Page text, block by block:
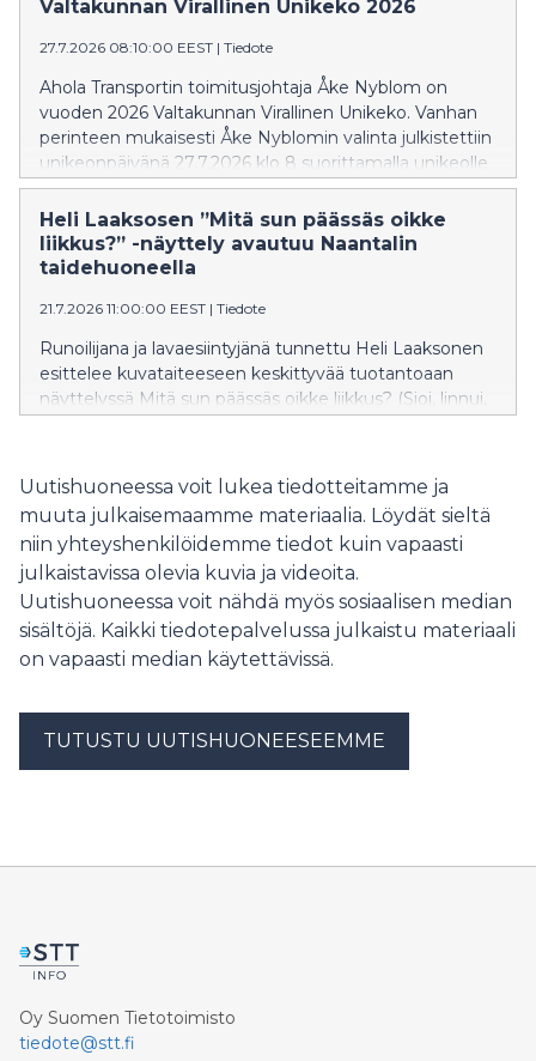
Valtakunnan Virallinen Unikeko 2026
27.7.2026 08:10:00 EEST | Tiedote
Ahola Transportin toimitusjohtaja Åke Nyblom on
vuoden 2026 Valtakunnan Virallinen Unikeko. Vanhan
perinteen mukaisesti Åke Nyblomin valinta julkistettiin
unikeonpäivänä 27.7.2026 klo 8 suorittamalla unikeolle
merikaste, eli molskauttamalla hänet mereen,
Naantalin Vanhankaupungin vierassatamassa.
Heli Laaksosen ”Mitä sun päässäs oikke
liikkus?” -näyttely avautuu Naantalin
taidehuoneella
21.7.2026 11:00:00 EEST | Tiedote
Runoilijana ja lavaesiintyjänä tunnettu Heli Laaksonen
esittelee kuvataiteeseen keskittyvää tuotantoaan
näyttelyssä Mitä sun päässäs oikke liikkus? (Sioi, linnui,
Näyttely on nähtävissä Naantalin taidehuoneella 21.7.–
9.8.2026.
Uutishuoneessa voit lukea tiedotteitamme ja
muuta julkaisemaamme materiaalia. Löydät sieltä
niin yhteyshenkilöidemme tiedot kuin vapaasti
julkaistavissa olevia kuvia ja videoita.
Uutishuoneessa voit nähdä myös sosiaalisen median
sisältöjä. Kaikki tiedotepalvelussa julkaistu materiaali
on vapaasti median käytettävissä.
TUTUSTU UUTISHUONEESEEMME
Oy Suomen Tietotoimisto
tiedote@stt.fi